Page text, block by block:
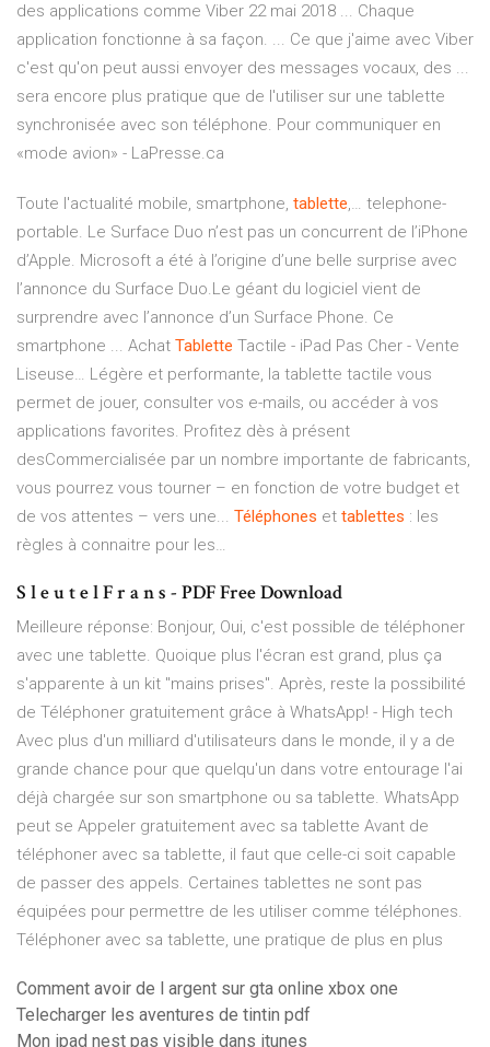
des applications comme Viber 22 mai 2018 ... Chaque
application fonctionne à sa façon. ... Ce que j'aime avec Viber
c'est qu'on peut aussi envoyer des messages vocaux, des ...
sera encore plus pratique que de l'utiliser sur une tablette
synchronisée avec son téléphone. Pour communiquer en
«mode avion» - LaPresse.ca
Toute l'actualité mobile, smartphone, tablette,… telephone-
portable. Le Surface Duo n’est pas un concurrent de l’iPhone
d’Apple. Microsoft a été à l’origine d’une belle surprise avec
l’annonce du Surface Duo.Le géant du logiciel vient de
surprendre avec l’annonce d’un Surface Phone. Ce
smartphone ... Achat Tablette Tactile - iPad Pas Cher - Vente
Liseuse… Légère et performante, la tablette tactile vous
permet de jouer, consulter vos e-mails, ou accéder à vos
applications favorites. Profitez dès à présent
desCommercialisée par un nombre importante de fabricants,
vous pourrez vous tourner – en fonction de votre budget et
de vos attentes – vers une... Téléphones et tablettes : les
règles à connaitre pour les…
S l e u t e l F r a n s - PDF Free Download
Meilleure réponse: Bonjour, Oui, c'est possible de téléphoner
avec une tablette. Quoique plus l'écran est grand, plus ça
s'apparente à un kit "mains prises". Après, reste la possibilité
de Téléphoner gratuitement grâce à WhatsApp! - High tech
Avec plus d'un milliard d'utilisateurs dans le monde, il y a de
grande chance pour que quelqu'un dans votre entourage l'ai
déjà chargée sur son smartphone ou sa tablette. WhatsApp
peut se Appeler gratuitement avec sa tablette Avant de
téléphoner avec sa tablette, il faut que celle-ci soit capable
de passer des appels. Certaines tablettes ne sont pas
équipées pour permettre de les utiliser comme téléphones.
Téléphoner avec sa tablette, une pratique de plus en plus
Comment avoir de l argent sur gta online xbox one
Telecharger les aventures de tintin pdf
Mon ipad nest pas visible dans itunes